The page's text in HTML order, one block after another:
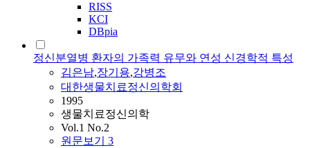
RISS
KCI
DBpia
정신분열병 환자의 가족력 유무와 연성 신경학적 특성
김은남,장기용,강병조
대한생물치료정신의학회
1995
생물치료정신의학
Vol.1 No.2
원문보기 3